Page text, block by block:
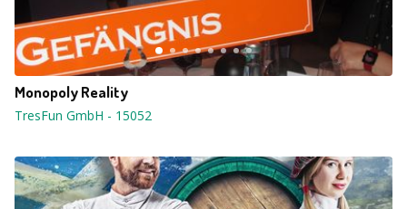
Monopoly Reality
TresFun GmbH - 15052